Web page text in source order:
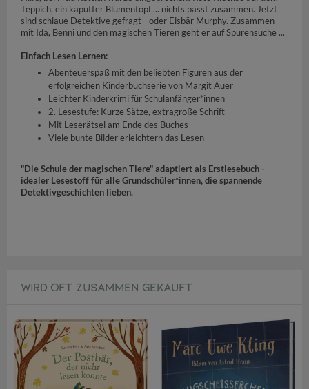
Teppich, ein kaputter Blumentopf ... nichts passt zusammen. Jetzt
sind schlaue Detektive gefragt - oder Eisbär Murphy. Zusammen
mit Ida, Benni und den magischen Tieren geht er auf Spurensuche ...
Einfach Lesen Lernen:
Abenteuerspaß mit den beliebten Figuren aus der
erfolgreichen Kinderbuchserie von Margit Auer
Leichter Kinderkrimi für Schulanfänger*innen
2. Lesestufe: Kurze Sätze, extragroße Schrift
Mit Leserätsel am Ende des Buches
Viele bunte Bilder erleichtern das Lesen
"Die Schule der magischen Tiere" adaptiert als Erstlesebuch -
idealer Lesestoff für alle Grundschüler*innen, die spannende
Detektivgeschichten lieben.
WIRD OFT ZUSAMMEN GEKAUFT